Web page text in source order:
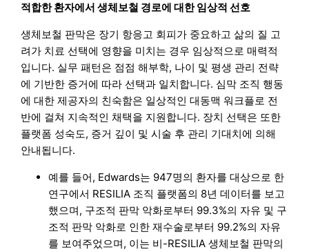
적합한 환자에서 생체보철 경로에 대한 임상적 선호
생체보철 판막은 장기 항응고 회피가 중요하고 삶의 질 고
려가 치료 선택에 영향을 미치는 경우 임상적으로 매력적
입니다. 실무 패턴은 점점 해부학, 나이 및 평생 관리 전략
에 기반한 증거에 따라 선택과 일치합니다. 심막 조직 행동
에 대한 제공자의 친숙함은 일상적인 대동맥 워크플로 전
반에 걸쳐 지속적인 채택을 지원합니다. 장치 선택은 또한
플랫폼 성숙도, 증거 깊이 및 시술 후 관리 기대치에 의해
안내됩니다.
예를 들어, Edwards는 947명의 환자를 대상으로 한
연구에서 RESILIA 조직 플랫폼의 8년 데이터를 보고
했으며, 구조적 판막 악화로부터 99.3%의 자유 및 구
조적 판막 악화로 인한 재수술로부터 99.2%의 자유
를 보여주었으며, 이는 비-RESILIA 생체보철 판막의